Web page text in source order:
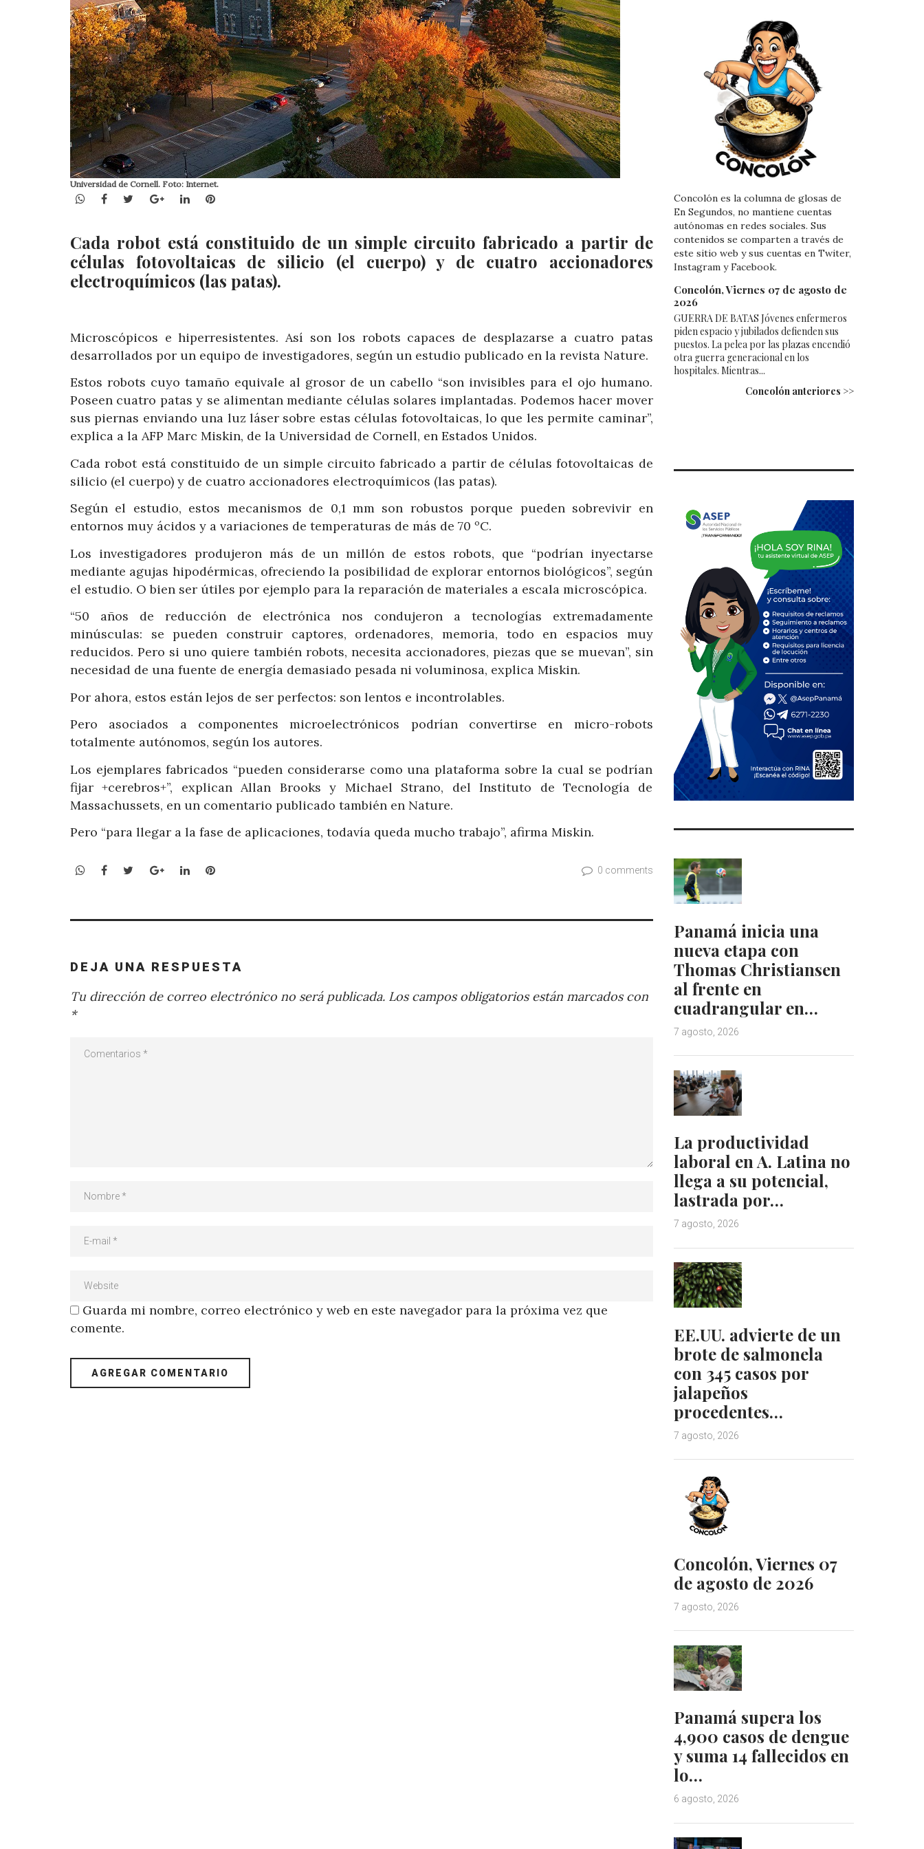
Universidad de Cornell. Foto: Internet.
WhatsApp
Facebook
TwitterGoogle+LinkedInPinterest
Cada robot está constituido de un simple circuito fabricado a partir de
células fotovoltaicas de silicio (el cuerpo) y de cuatro accionadores
electroquímicos (las patas).
Microscópicos e hiperresistentes. Así son los robots capaces de desplazarse a cuatro patas
desarrollados por un equipo de investigadores, según un estudio publicado en la revista Nature.
Estos robots cuyo tamaño equivale al grosor de un cabello “son invisibles para el ojo humano.
Poseen cuatro patas y se alimentan mediante células solares implantadas. Podemos hacer mover
sus piernas enviando una luz láser sobre estas células fotovoltaicas, lo que les permite caminar”,
explica a la AFP Marc Miskin, de la Universidad de Cornell, en Estados Unidos.
Cada robot está constituido de un simple circuito fabricado a partir de células fotovoltaicas de
silicio (el cuerpo) y de cuatro accionadores electroquímicos (las patas).
Según el estudio, estos mecanismos de 0,1 mm son robustos porque pueden sobrevivir en
entornos muy ácidos y a variaciones de temperaturas de más de 70 ºC.
Los investigadores produjeron más de un millón de estos robots, que “podrían inyectarse
mediante agujas hipodérmicas, ofreciendo la posibilidad de explorar entornos biológicos”, según
el estudio. O bien ser útiles por ejemplo para la reparación de materiales a escala microscópica.
“50 años de reducción de electrónica nos condujeron a tecnologías extremadamente
minúsculas: se pueden construir captores, ordenadores, memoria, todo en espacios muy
reducidos. Pero si uno quiere también robots, necesita accionadores, piezas que se muevan”, sin
necesidad de una fuente de energía demasiado pesada ni voluminosa, explica Miskin.
Por ahora, estos están lejos de ser perfectos: son lentos e incontrolables.
Pero asociados a componentes microelectrónicos podrían convertirse en micro-robots
totalmente autónomos, según los autores.
Los ejemplares fabricados “pueden considerarse como una plataforma sobre la cual se podrían
fijar +cerebros+”, explican Allan Brooks y Michael Strano, del Instituto de Tecnología de
Massachussets, en un comentario publicado también en Nature.
Pero “para llegar a la fase de aplicaciones, todavía queda mucho trabajo”, afirma Miskin.
WhatsApp
Facebook
TwitterGoogle+LinkedInPinterest 0 comments
DEJA UNA RESPUESTA
Tu dirección de correo electrónico no será publicada. Los campos obligatorios están marcados con
*
Guarda mi nombre, correo electrónico y web en este navegador para la próxima vez que
comente.
Concolón es la columna de glosas de
En Segundos, no mantiene cuentas
autónomas en redes sociales. Sus
contenidos se comparten a través de
este sitio web y sus cuentas en Twiter,
Instagram y Facebook.
Concolón, Viernes 07 de agosto de
2026
GUERRA DE BATAS Jóvenes enfermeros
piden espacio y jubilados defienden sus
puestos. La pelea por las plazas encendió
otra guerra generacional en los
hospitales. Mientras...
Concolón anteriores >>
Panamá inicia una
nueva etapa con
Thomas Christiansen
al frente en
cuadrangular en…
7 agosto, 2026
La productividad
laboral en A. Latina no
llega a su potencial,
lastrada por…
7 agosto, 2026
EE.UU. advierte de un
brote de salmonela
con 345 casos por
jalapeños
procedentes…
7 agosto, 2026
Concolón, Viernes 07
de agosto de 2026
7 agosto, 2026
Panamá supera los
4,900 casos de dengue
y suma 14 fallecidos en
lo…
6 agosto, 2026